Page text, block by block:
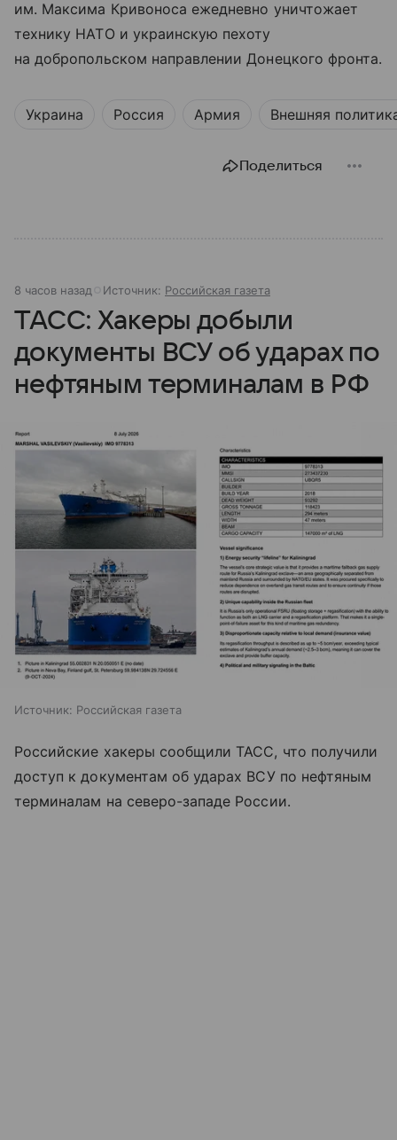
им. Максима Кривоноса ежедневно уничтожает
технику НАТО и украинскую пехоту
на добропольском направлении Донецкого фронта.
Украина Россия Армия Внешняя
Поделиться
8 часов назад Источник: Российская газета
ТАСС: Хакеры добыли
документы ВСУ об ударах по
нефтяным терминалам в РФ
Источник: Российская газета
Российские хакеры сообщили ТАСС, что получили
доступ к документам об ударах ВСУ по нефтяным
терминалам на северо-западе России.